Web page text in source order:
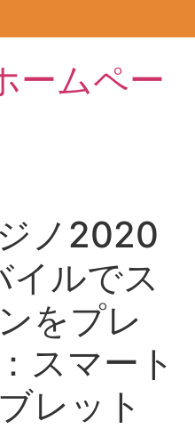
ームペー
ノ2020
ルでス
をプレ
スマート
レット